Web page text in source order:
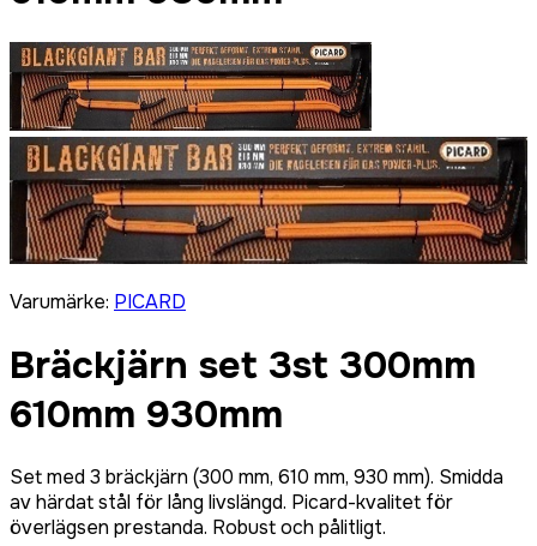
Varumärke: PICARD
Bräckjärn set 3st 300mm
610mm 930mm
Set med 3 bräckjärn (300 mm, 610 mm, 930 mm). Smidda
av härdat stål för lång livslängd. Picard-kvalitet för
överlägsen prestanda. Robust och pålitligt.